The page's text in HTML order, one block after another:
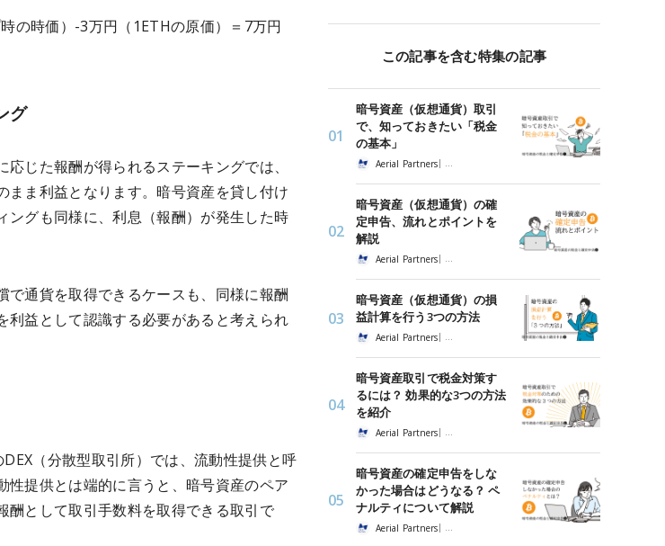
の時価）-3万円（1ETHの原価）＝7万円
グ
じた報酬が得られるステーキングでは、
まま利益となります。暗号資産を貸し付け
ングも同様に、利息（報酬）が発生した時
で通貨を取得できるケースも、同様に報酬
利益として認識する必要があると考えられ
（分散型取引所）では、流動性提供と呼
性提供とは端的に言うと、暗号資産のペア
酬として取引手数料を取得できる取引で
この記事を含む特集の記事
暗号資産（仮想通貨）取引
で、知っておきたい「税金
の基本」
Aerial Partners |
暗号資産の税金と確定申告
暗号資産（仮想通貨）の確
定申告、流れとポイントを
解説
Aerial Partners |
暗号資産の税金と確定申告
暗号資産（仮想通貨）の損
益計算を行う3つの方法
Aerial Partners |
暗号資産の税金と確定申告
暗号資産取引で税金対策す
るには？ 効果的な3つの方法
を紹介
Aerial Partners |
暗号資産の税金と確定申告
暗号資産の確定申告をしな
かった場合はどうなる？ ペ
ナルティについて解説
Aerial Partners |
暗号資産の税金と確定申告